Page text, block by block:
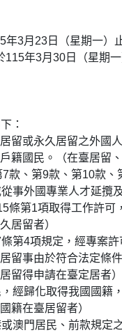
3月23日（星期一）
年3月30日（星期
：
留或永久居留之外國
籍國民。（在臺居留
款、第9款、第10款
事外國專業人才延攬
條第1項取得工作許可
居留者）
第4項規定，經專案
留事由於符合法定條
留得申請在臺定居者）
經歸化取得我國國籍
籍在臺居留者）
澳門居民、前款規定